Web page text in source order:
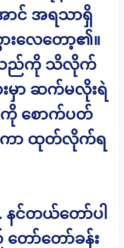
ာင် အရသာရှိ
ားလေတော့၏။
းသည်ကို သိလိုက်
မှာ ဆက်မလိုးရဲ
စောက်ပတ်
ကာ ထုတ်လိုက်ရ
နင်တယ်တော်ပါ
တော်တော်ခန်း